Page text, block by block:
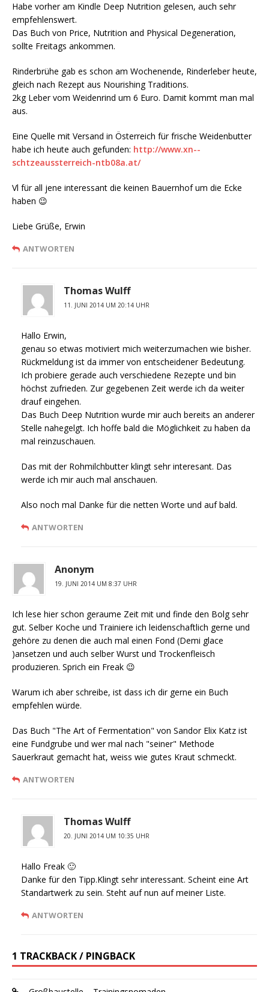
Habe vorher am Kindle Deep Nutrition gelesen, auch sehr
empfehlenswert.
Das Buch von Price, Nutrition and Physical Degeneration,
sollte Freitags ankommen.
Rinderbrühe gab es schon am Wochenende, Rinderleber heute,
gleich nach Rezept aus Nourishing Traditions.
2kg Leber vom Weidenrind um 6 Euro. Damit kommt man mal
aus.
Eine Quelle mit Versand in Österreich für frische Weidenbutter
habe ich heute auch gefunden: http://www.xn--
schtzeaussterreich-ntb08a.at/
Vl für all jene interessant die keinen Bauernhof um die Ecke
haben 😉
Liebe Grüße, Erwin
ANTWORTEN
Thomas Wulff
11. JUNI 2014 UM 20:14 UHR
Hallo Erwin,
genau so etwas motiviert mich weiterzumachen wie bisher.
Rückmeldung ist da immer von entscheidener Bedeutung.
Ich probiere gerade auch verschiedene Rezepte und bin
höchst zufrieden. Zur gegebenen Zeit werde ich da weiter
drauf eingehen.
Das Buch Deep Nutrition wurde mir auch bereits an anderer
Stelle nahegelgt. Ich hoffe bald die Möglichkeit zu haben da
mal reinzuschauen.
Das mit der Rohmilchbutter klingt sehr interesant. Das
werde ich mir auch mal anschauen.
Also noch mal Danke für die netten Worte und auf bald.
ANTWORTEN
Anonym
19. JUNI 2014 UM 8:37 UHR
Ich lese hier schon geraume Zeit mit und finde den Bolg sehr
gut. Selber Koche und Trainiere ich leidenschaftlich gerne und
gehöre zu denen die auch mal einen Fond (Demi glace
)ansetzen und auch selber Wurst und Trockenfleisch
produzieren. Sprich ein Freak 😉
Warum ich aber schreibe, ist dass ich dir gerne ein Buch
empfehlen würde.
Das Buch "The Art of Fermentation" von Sandor Elix Katz ist
eine Fundgrube und wer mal nach "seiner" Methode
Sauerkraut gemacht hat, weiss wie gutes Kraut schmeckt.
ANTWORTEN
Thomas Wulff
20. JUNI 2014 UM 10:35 UHR
Hallo Freak 🙂
Danke für den Tipp.Klingt sehr interessant. Scheint eine Art
Standartwerk zu sein. Steht auf nun auf meiner Liste.
ANTWORTEN
1 TRACKBACK / PINGBACK